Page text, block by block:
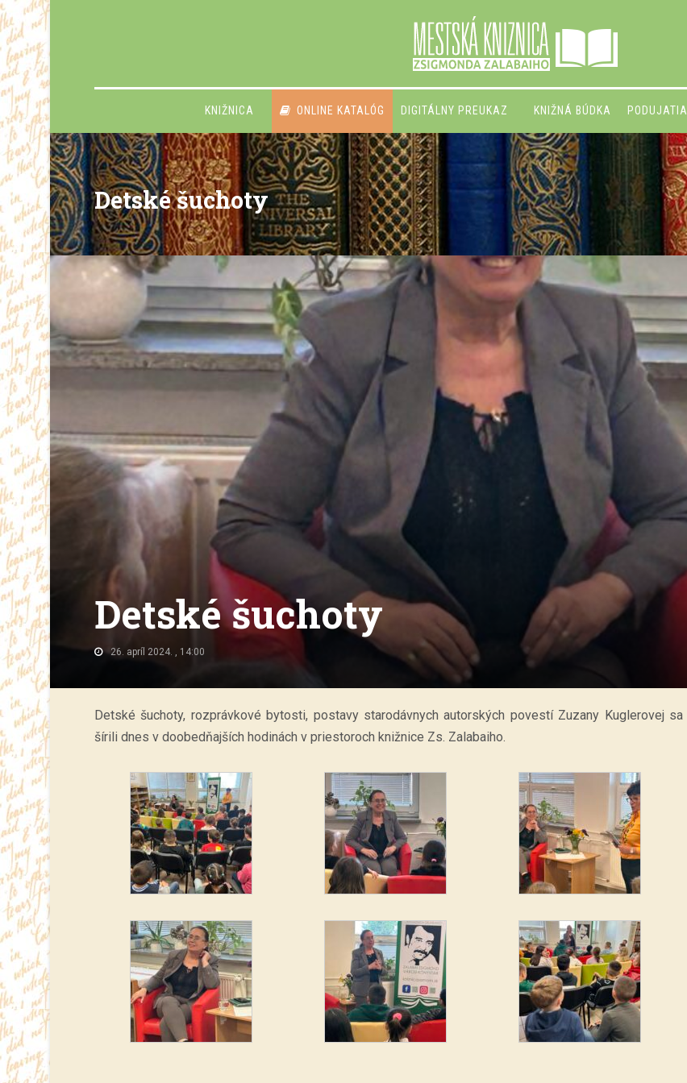
KNIŽNICA ONLINE KATALÓG DIGITÁLNY PREUKAZ KNIŽNÁ BÚDKA PODUJATIA
Detské šuchoty
Detské šuchoty
26. apríl 2024. , 14:00
Detské šuchoty, rozprávkové bytosti, postavy starodávnych autorských povestí Zuzany Kuglerovej sa
šírili dnes v doobedňajších hodinách v priestoroch knižnice Zs. Zalabaiho.